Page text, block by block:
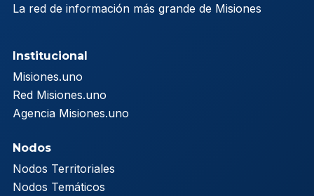
La red de información más grande de Misiones
Institucional
Misiones.uno
Red Misiones.uno
Agencia Misiones.uno
Nodos
Nodos Territoriales
Nodos Temáticos